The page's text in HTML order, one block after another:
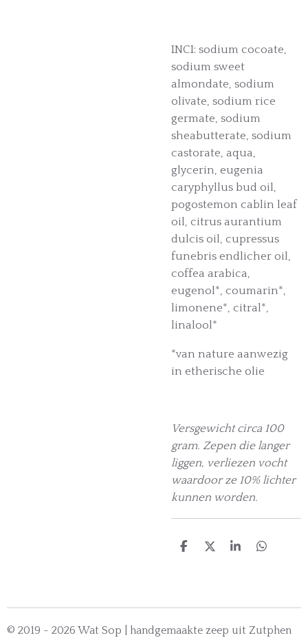
INCI: sodium cocoate,
sodium sweet
almondate, sodium
olivate, sodium rice
germate, sodium
sheabutterate, sodium
castorate, aqua,
glycerin, eugenia
caryphyllus bud oil,
pogostemon cablin leaf
oil, citrus aurantium
dulcis oil, cupressus
funebris endlicher oil,
coffea arabica,
eugenol*, coumarin*,
limonene*, citral*,
linalool*
*van nature aanwezig
in etherische olie
Versgewicht circa 100
gram. Zepen die langer
liggen, verliezen vocht
waardoor ze 10% lichter
kunnen worden.
D
D
S
D
© 2019 - 2026 Wat Sop | handgemaakte zeep uit Zutphen